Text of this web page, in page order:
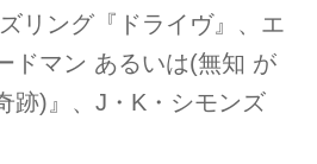
リング『ドライヴ』、エ
ドマン あるいは(無知 が
跡)』、J・K・シモンズ